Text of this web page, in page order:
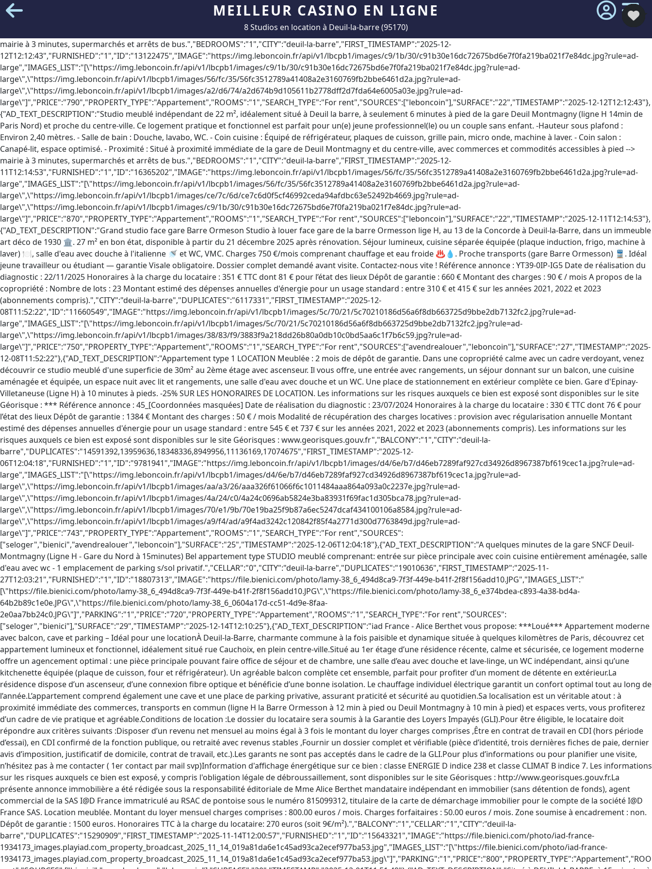
MEILLEUR CASINO EN LIGNE
8 Studios en location à Deuil-la-barre (95170)
mairie à 3 minutes, supermarchés et arrêts de bus.","BEDROOMS":"1","CITY":"deuil-la-barre","FIRST_TIMESTAMP":"2025-12-12T12:12:43","FURNISHED":"1","ID":"13122475","IMAGE":"https://img.leboncoin.fr/api/v1/lbcpb1/images/c9/1b/30/c91b30e16dc72675bd6e7f0fa219ba021f7e84dc.jpg?rule=ad-large","IMAGES_LIST":"[\"https://img.leboncoin.fr/api/v1/lbcpb1/images/c9/1b/30/c91b30e16dc72675bd6e7f0fa219ba021f7e84dc.jpg?rule=ad-large\",\"https://img.leboncoin.fr/api/v1/lbcpb1/images/56/fc/35/56fc3512789a41408a2e3160769fb2bbe6461d2a.jpg?rule=ad-large\",\"https://img.leboncoin.fr/api/v1/lbcpb1/images/a2/d6/74/a2d674b9d105611b2778dff2d7fda64e6005a03e.jpg?rule=ad-large\"]","PRICE":"790","PROPERTY_TYPE":"Appartement","ROOMS":"1","SEARCH_TYPE":"For rent","SOURCES":["leboncoin"],"SURFACE":"22","TIMESTAMP":"2025-12-12T12:12:43"},{"AD_TEXT_DESCRIPTION":"Studio meublé indépendant de 22 m², idéalement situé à Deuil la barre, à seulement 6 minutes à pied de la gare Deuil Montmagny (ligne H 14min de Paris Nord) et proche du centre-ville. Ce logement pratique et fonctionnel est parfait pour un(e) jeune professionnel(le) ou un couple sans enfant. -Hauteur sous plafond : Environ 2,40 mètres. - Salle de bain : Douche, lavabo, WC. - Coin cuisine : Équipé de réfrigérateur, plaques de cuisson, grille pain, micro onde, machine à laver. - Coin salon : Canapé-lit, espace optimisé. - Proximité : Situé à proximité immédiate de la gare de Deuil Montmagny et du centre-ville, avec commerces et commodités accessibles à pied --> mairie à 3 minutes, supermarchés et arrêts de bus.","BEDROOMS":"1","CITY":"deuil-la-barre","FIRST_TIMESTAMP":"2025-12-11T12:14:53","FURNISHED":"1","ID":"16365202","IMAGE":"https://img.leboncoin.fr/api/v1/lbcpb1/images/56/fc/35/56fc3512789a41408a2e3160769fb2bbe6461d2a.jpg?rule=ad-large","IMAGES_LIST":"[\"https://img.leboncoin.fr/api/v1/lbcpb1/images/56/fc/35/56fc3512789a41408a2e3160769fb2bbe6461d2a.jpg?rule=ad-large\",\"https://img.leboncoin.fr/api/v1/lbcpb1/images/ce/7c/6d/ce7c6d0f5cf46992ceda94afdbc63e52492b4669.jpg?rule=ad-large\",\"https://img.leboncoin.fr/api/v1/lbcpb1/images/c9/1b/30/c91b30e16dc72675bd6e7f0fa219ba021f7e84dc.jpg?rule=ad-large\"]","PRICE":"870","PROPERTY_TYPE":"Appartement","ROOMS":"1","SEARCH_TYPE":"For rent","SOURCES":["leboncoin"],"SURFACE":"22","TIMESTAMP":"2025-12-11T12:14:53"},{"AD_TEXT_DESCRIPTION":"Grand studio face gare Barre Ormeson Studio à louer face gare de la barre Ormesson lige H, au 13 de la Concorde à Deuil-la-Barre, dans un immeuble art déco de 1930 🏛️. 27 m² en bon état, disponible à partir du 21 décembre 2025 après rénovation. Séjour lumineux, cuisine séparée équipée (plaque induction, frigo, machine à laver) 🍽️, salle d'eau avec douche à l'italienne 🚿 et WC, VMC. Charges 750 €/mois comprenant chauffage et eau froide ♨️💧. Proche transports (gare Barre Ormesson) 🚆. Idéal jeune travailleur ou étudiant — garantie Visale obligatoire. Dossier complet demandé avant visite. Contactez-nous vite ! Référence annonce : YT39-0IP-IG5 Date de réalisation du diagnostic : 22/11/2025 Honoraires à la charge du locataire : 351 € TTC dont 81 € pour l’état des lieux Dépôt de garantie : 660 € Montant des charges : 90 € / mois A propos de la copropriété : Nombre de lots : 23 Montant estimé des dépenses annuelles d'énergie pour un usage standard : entre 310 € et 415 € sur les années 2021, 2022 et 2023 (abonnements compris).","CITY":"deuil-la-barre","DUPLICATES":"6117331","FIRST_TIMESTAMP":"2025-12-08T11:52:22","ID":"11660549","IMAGE":"https://img.leboncoin.fr/api/v1/lbcpb1/images/5c/70/21/5c70210186d56a6f8db663725d9bbe2db7132fc2.jpg?rule=ad-large","IMAGES_LIST":"[\"https://img.leboncoin.fr/api/v1/lbcpb1/images/5c/70/21/5c70210186d56a6f8db663725d9bbe2db7132fc2.jpg?rule=ad-large\",\"https://img.leboncoin.fr/api/v1/lbcpb1/images/38/83/f9/3883f9a218dd26b80a0db10c0bd5aa6c1f7b6c59.jpg?rule=ad-large\"]","PRICE":"750","PROPERTY_TYPE":"Appartement","ROOMS":"1","SEARCH_TYPE":"For rent","SOURCES":["avendrealouer","leboncoin"],"SURFACE":"27","TIMESTAMP":"2025-12-08T11:52:22"},{"AD_TEXT_DESCRIPTION":"Appartement type 1 LOCATION Meublée : 2 mois de dépôt de garantie. Dans une copropriété calme avec un cadre verdoyant, venez découvrir ce studio meublé d'une superficie de 30m² au 2ème étage avec ascenseur. Il vous offre, une entrée avec rangements, un séjour donnant sur un balcon, une cuisine aménagée et équipée, un espace nuit avec lit et rangements, une salle d'eau avec douche et un WC. Une place de stationnement en extérieur complète ce bien. Gare d'Epinay-Villetaneuse (Ligne H) à 10 minutes à pieds. -25% SUR LES HONORAIRES DE LOCATION. Les informations sur les risques auxquels ce bien est exposé sont disponibles sur le site Géorisque : *** Référence annonce : 45_[Coordonnées masquées] Date de réalisation du diagnostic : 23/07/2024 Honoraires à la charge du locataire : 330 € TTC dont 76 € pour l’état des lieux Dépôt de garantie : 1384 € Montant des charges : 50 € / mois Modalité de récupération des charges locatives : provision avec régularisation annuelle Montant estimé des dépenses annuelles d'énergie pour un usage standard : entre 545 € et 737 € sur les années 2021, 2022 et 2023 (abonnements compris). Les informations sur les risques auxquels ce bien est exposé sont disponibles sur le site Géorisques : www.georisques.gouv.fr","BALCONY":"1","CITY":"deuil-la-barre","DUPLICATES":"14591392,13959636,18348336,8949956,11136169,17074675","FIRST_TIMESTAMP":"2025-12-06T12:04:18","FURNISHED":"1","ID":"9781941","IMAGE":"https://img.leboncoin.fr/api/v1/lbcpb1/images/d4/6e/b7/d46eb7289faf927cd34926d8967387bf619cec1a.jpg?rule=ad-large","IMAGES_LIST":"[\"https://img.leboncoin.fr/api/v1/lbcpb1/images/d4/6e/b7/d46eb7289faf927cd34926d8967387bf619cec1a.jpg?rule=ad-large\",\"https://img.leboncoin.fr/api/v1/lbcpb1/images/aa/a3/26/aaa326f61066f6c1011484aaa864a093a0c2237e.jpg?rule=ad-large\",\"https://img.leboncoin.fr/api/v1/lbcpb1/images/4a/24/c0/4a24c0696ab5824e3ba83931f69fac1d305bca78.jpg?rule=ad-large\",\"https://img.leboncoin.fr/api/v1/lbcpb1/images/70/e1/9b/70e19ba25f9b87a6ec5247dcaf434100106a8584.jpg?rule=ad-large\",\"https://img.leboncoin.fr/api/v1/lbcpb1/images/a9/f4/ad/a9f4ad3242c120842f85f4a2771d300d7763849d.jpg?rule=ad-large\"]","PRICE":"743","PROPERTY_TYPE":"Appartement","ROOMS":"1","SEARCH_TYPE":"For rent","SOURCES":["seloger","bienici","avendrealouer","leboncoin"],"SURFACE":"25","TIMESTAMP":"2025-12-06T12:04:18"},{"AD_TEXT_DESCRIPTION":"A quelques minutes de la gare SNCF Deuil-Montmagny (Ligne H - Gare du Nord à 15minutes) Bel appartement type STUDIO meublé comprenant: entrée sur pièce principale avec coin cuisine entièrement aménagée, salle d'eau avec wc - 1 emplacement de parking s/sol privatif.","CELLAR":"0","CITY":"deuil-la-barre","DUPLICATES":"19010636","FIRST_TIMESTAMP":"2025-11-27T12:03:21","FURNISHED":"1","ID":"18807313","IMAGE":"https://file.bienici.com/photo/lamy-38_6_494d8ca9-7f3f-449e-b41f-2f8f156add10.JPG","IMAGES_LIST":"[\"https://file.bienici.com/photo/lamy-38_6_494d8ca9-7f3f-449e-b41f-2f8f156add10.JPG\",\"https://file.bienici.com/photo/lamy-38_6_e374bdea-c893-4a38-bd4a-64b2b89c1e0e.JPG\",\"https://file.bienici.com/photo/lamy-38_6_0604a17d-cc51-4d9e-8faa-2e0aa7bb24c0.JPG\"]","PARKING":"1","PRICE":"720","PROPERTY_TYPE":"Appartement","ROOMS":"1","SEARCH_TYPE":"For rent","SOURCES":["seloger","bienici"],"SURFACE":"29","TIMESTAMP":"2025-12-14T12:10:25"},{"AD_TEXT_DESCRIPTION":"iad France - Alice Berthet vous propose: ***Loué*** Appartement moderne avec balcon, cave et parking – Idéal pour une locationÀ Deuil-la-Barre, charmante commune à la fois paisible et dynamique située à quelques kilomètres de Paris, découvrez cet appartement lumineux et fonctionnel, idéalement situé rue Cauchoix, en plein centre-ville.Situé au 1er étage d’une résidence récente, calme et sécurisée, ce logement moderne offre un agencement optimal : une pièce principale pouvant faire office de séjour et de chambre, une salle d’eau avec douche et lave-linge, un WC indépendant, ainsi qu’une kitchenette équipée (plaque de cuisson, four et réfrigérateur). Un agréable balcon complète cet ensemble, parfait pour profiter d’un moment de détente en extérieur.La résidence dispose d’un ascenseur, d’une connexion fibre optique et bénéficie d’une bonne isolation. Le chauffage individuel électrique garantit un confort optimal tout au long de l’année.L’appartement comprend également une cave et une place de parking privative, assurant praticité et sécurité au quotidien.Sa localisation est un véritable atout : à proximité immédiate des commerces, transports en commun (ligne H la Barre Ormesson à 12 min à pied ou Deuil Montmagny à 10 min à pied) et espaces verts, vous profiterez d’un cadre de vie pratique et agréable.Conditions de location :Le dossier du locataire sera soumis à la Garantie des Loyers Impayés (GLI).Pour être éligible, le locataire doit répondre aux critères suivants :Disposer d’un revenu net mensuel au moins égal à 3 fois le montant du loyer charges comprises ,Être en contrat de travail en CDI (hors période d’essai), en CDI confirmé de la fonction publique, ou retraité avec revenus stables ,Fournir un dossier complet et vérifiable (pièce d’identité, trois dernières fiches de paie, dernier avis d’imposition, justificatif de domicile, contrat de travail, etc.).Les garants ne sont pas acceptés dans le cadre de la GLI.Pour plus d’informations ou pour planifier une visite, n’hésitez pas à me contacter ( 1er contact par mail svp)Information d'affichage énergétique sur ce bien : classe ENERGIE D indice 238 et classe CLIMAT B indice 7. Les informations sur les risques auxquels ce bien est exposé, y compris l'obligation légale de débroussaillement, sont disponibles sur le site Géorisques : http://www.georisques.gouv.fr.La présente annonce immobilière a été rédigée sous la responsabilité éditoriale de Mme Alice Berthet mandataire indépendant en immobilier (sans détention de fonds), agent commercial de la SAS I@D France immatriculé au RSAC de pontoise sous le nu